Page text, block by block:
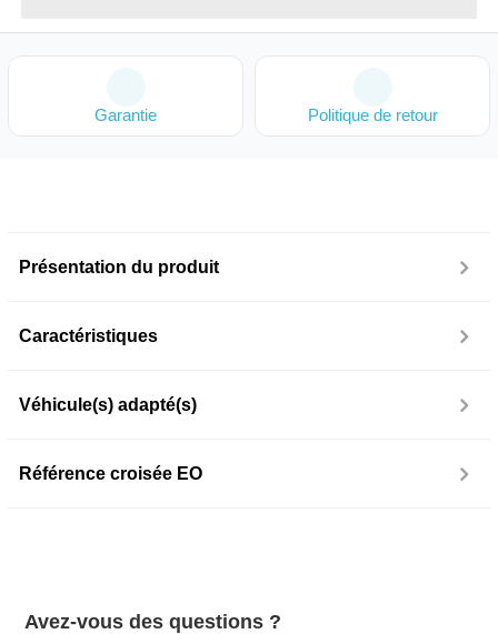
Garantie Politique de retour
Présentation du produit
Caractéristiques
Véhicule(s) adapté(s)
Référence croisée EO
Avez-vous des questions ?